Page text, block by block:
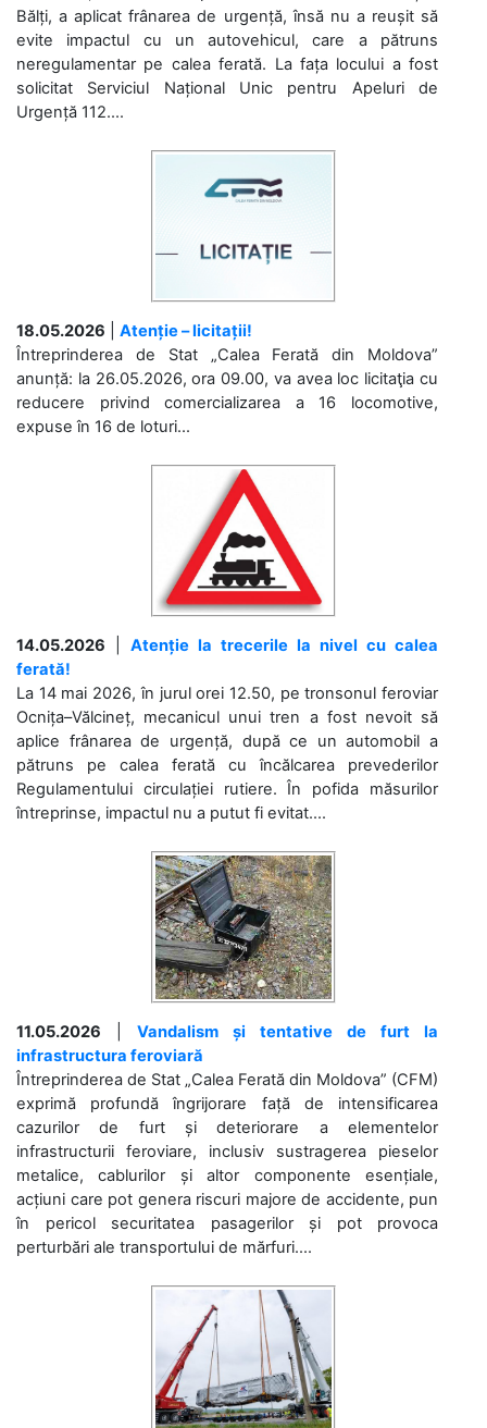
Bălți, a aplicat frânarea de urgență, însă nu a reușit să
evite impactul cu un autovehicul, care a pătruns
neregulamentar pe calea ferată. La fața locului a fost
solicitat Serviciul Național Unic pentru Apeluri de
Urgență 112....
18.05.2026
Atenție – licitații!
Întreprinderea de Stat „Calea Ferată din Moldova”
anunță: la 26.05.2026, ora 09.00, va avea loc licitaţia cu
reducere privind comercializarea a 16 locomotive,
expuse în 16 de loturi...
14.05.2026
Atenție la trecerile la nivel cu calea
ferată!
La 14 mai 2026, în jurul orei 12.50, pe tronsonul feroviar
Ocnița–Vălcineț, mecanicul unui tren a fost nevoit să
aplice frânarea de urgență, după ce un automobil a
pătruns pe calea ferată cu încălcarea prevederilor
Regulamentului circulației rutiere. În pofida măsurilor
întreprinse, impactul nu a putut fi evitat....
11.05.2026
Vandalism și tentative de furt la
infrastructura feroviară
Întreprinderea de Stat „Calea Ferată din Moldova” (CFM)
exprimă profundă îngrijorare față de intensificarea
cazurilor de furt și deteriorare a elementelor
infrastructurii feroviare, inclusiv sustragerea pieselor
metalice, cablurilor și altor componente esențiale,
acțiuni care pot genera riscuri majore de accidente, pun
în pericol securitatea pasagerilor și pot provoca
perturbări ale transportului de mărfuri....